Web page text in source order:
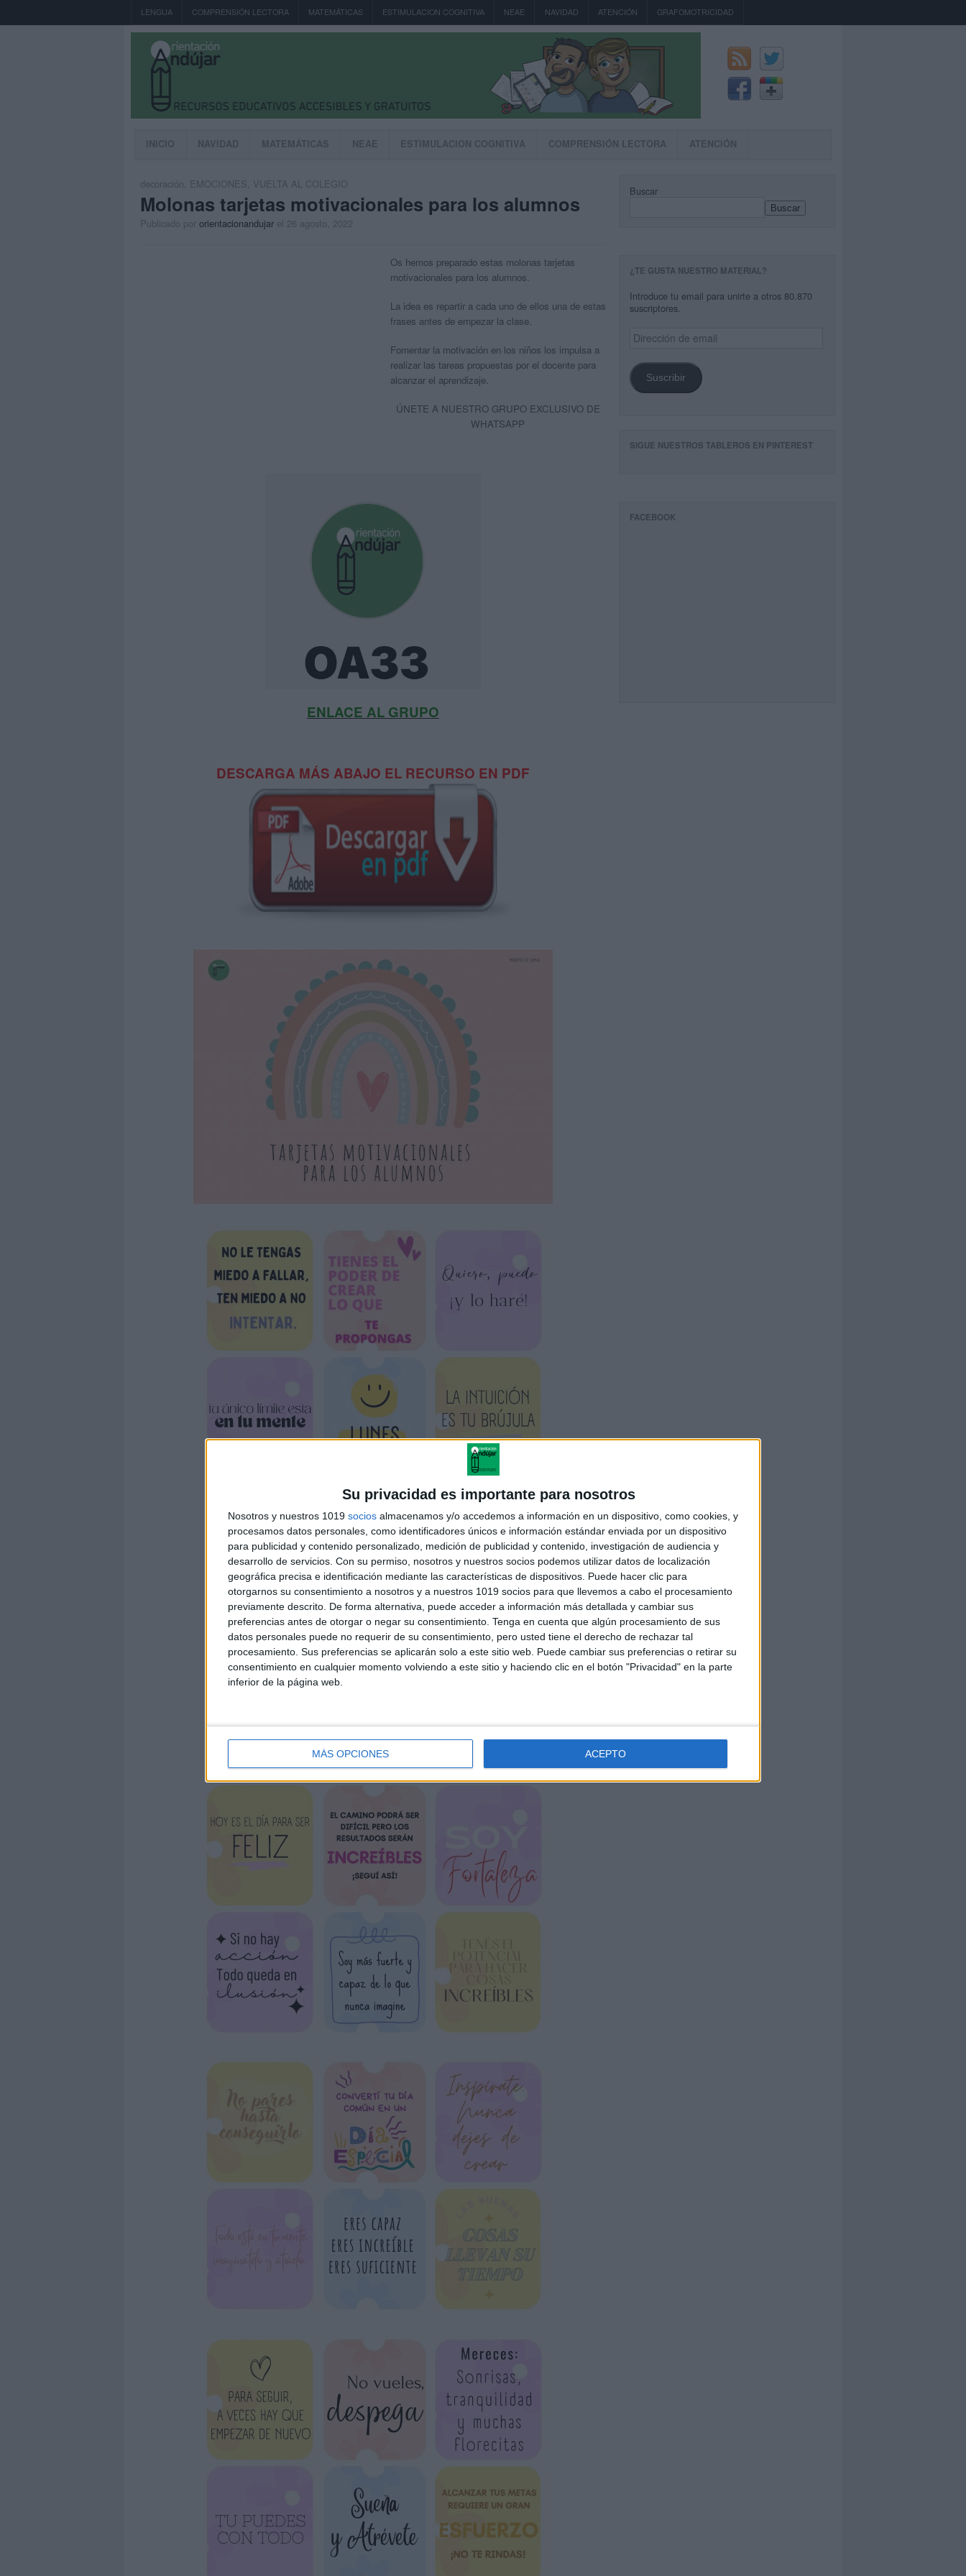
Su privacidad es importante para nosotros
Nosotros y nuestros 1019 socios almacenamos y/o accedemos a información en un dispositivo, como cookies, y
procesamos datos personales, como identificadores únicos e información estándar enviada por un dispositivo
para publicidad y contenido personalizado, medición de publicidad y contenido, investigación de audiencia y
desarrollo de servicios. Con su permiso, nosotros y nuestros socios podemos utilizar datos de localización
geográfica precisa e identificación mediante las características de dispositivos. Puede hacer clic para
otorgarnos su consentimiento a nosotros y a nuestros 1019 socios para que llevemos a cabo el procesamiento
previamente descrito. De forma alternativa, puede acceder a información más detallada y cambiar sus
preferencias antes de otorgar o negar su consentimiento. Tenga en cuenta que algún procesamiento de sus
datos personales puede no requerir de su consentimiento, pero usted tiene el derecho de rechazar tal
procesamiento. Sus preferencias se aplicarán solo a este sitio web. Puede cambiar sus preferencias o retirar su
consentimiento en cualquier momento volviendo a este sitio y haciendo clic en el botón "Privacidad" en la parte
inferior de la página web.
MÁS OPCIONES ACEPTO
LENGUA COMPRENSIÓN LECTORA MATEMÁTICAS ESTIMULACION COGNITIVA NEAE NAVIDAD ATENCIÓN GRAFOMOTRICIDAD
INICIO NAVIDAD MATEMÁTICAS NEAE ESTIMULACION COGNITIVA COMPRENSIÓN LECTORA ATENCIÓN
decoración EMOCIONES VUELTA AL COLEGIO
Molonas tarjetas motivacionales para los alumnos
Publicado por orientacionandujar el 26 agosto, 2022
Os hemos preparado estas molonas tarjetas
motivacionales para los alumnos.
La idea es repartir a cada uno de ellos una de estas
frases antes de empezar la clase.
Fomentar la motivación en los niños los impulsa a
realizar las tareas propuestas por el docente para
alcanzar el aprendizaje.
ÚNETE A NUESTRO GRUPO EXCLUSIVO DE
WHATSAPP
ENLACE AL GRUPO
DESCARGA MÁS ABAJO EL RECURSO EN PDF
Buscar
Buscar
¿TE GUSTA NUESTRO MATERIAL?
Introduce tu email para unirte a otros 80.870
suscriptores.
Dirección
de
Suscribir
SIGUE NUESTROS TABLEROS EN PINTEREST
FACEBOOK